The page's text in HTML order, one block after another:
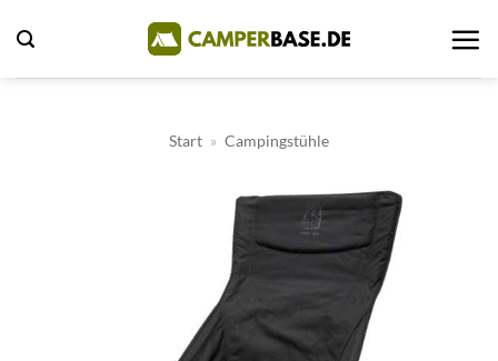
Inhalt
springen
Start » Campingstühle